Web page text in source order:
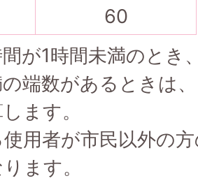
60
が1時間未満のとき
の端数があるときは
ます。
用者が市民以外の
ます。